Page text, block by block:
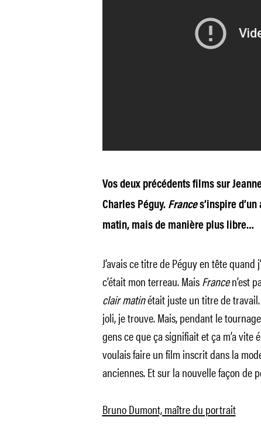
Vos deux précédents films sur
Charles Péguy. Frances’inspire
matin, mais de manière plus libre…
J’avais ce titre de Péguy en tête
c’était mon terreau. MaisFrancen’est
clair matinétait juste un titre de travail.
joli, je trouve. Mais, pendant le
gens ce que ça signifiait et ça m’a vite
voulais faire un film inscrit dans la
anciennes. Et sur la nouvelle façon de
Bruno Dumont, maître du portrait